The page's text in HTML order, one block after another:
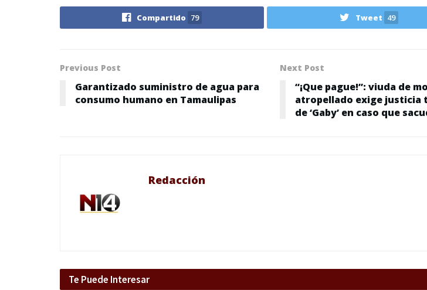
Compartido 79 Tweet 49
Previous Post
Garantizado suministro de agua para
consumo humano en Tamaulipas
Next Post
“¡Que pague!”: viuda de
atropellado exige justicia
de ‘Gaby’ en caso que
Redacción
Te Puede Interesar